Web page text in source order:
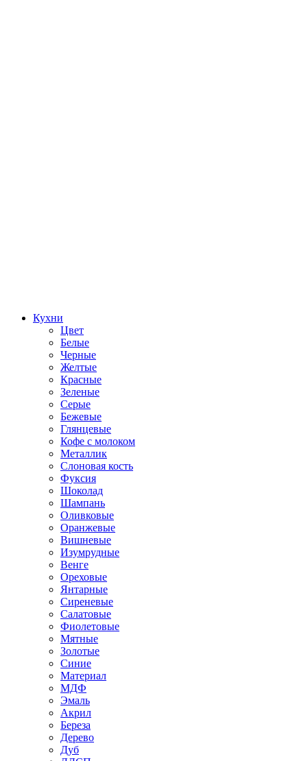
Кухни
Цвет
Белые
Черные
Желтые
Красные
Зеленые
Серые
Бежевые
Глянцевые
Кофе с молоком
Металлик
Слоновая кость
Фуксия
Шоколад
Шампань
Оливковые
Оранжевые
Вишневые
Изумрудные
Венге
Ореховые
Янтарные
Сиреневые
Салатовые
Фиолетовые
Мятные
Золотые
Синие
Материал
МДФ
Эмаль
Акрил
Береза
Дерево
Дуб